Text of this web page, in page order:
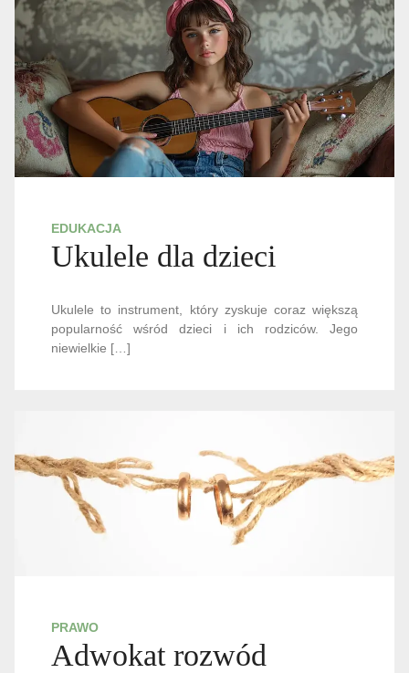
EDUKACJA
Ukulele dla dzieci
Ukulele to instrument, który zyskuje coraz większą
popularność wśród dzieci i ich rodziców. Jego
niewielkie […]
PRAWO
Adwokat rozwód